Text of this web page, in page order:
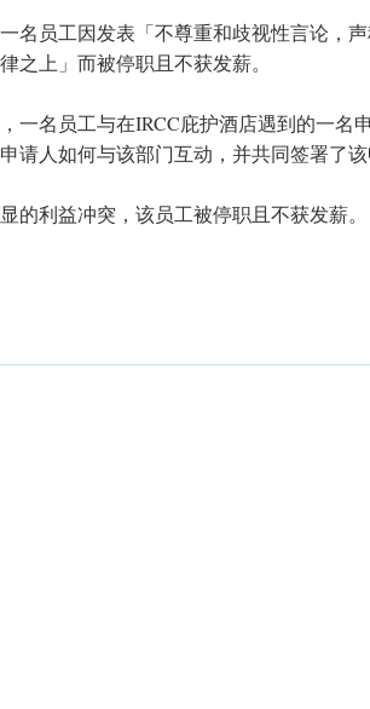
名员工因发表「不尊重和歧视性言论，
之上」而被停职且不获发薪。
一名员工与在IRCC庇护酒店遇到的一名
请人如何与该部门互动，并共同签署了
的利益冲突，该员工被停职且不获发薪。